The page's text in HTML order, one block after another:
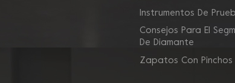
Instrumentos De
Consejos Para El
De Diamante
Zapatos Con Pinchos